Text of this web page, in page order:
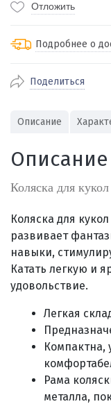
Отложить
Подробнее о
По Екатеринбургу
По близлежащим
Отправляем во все
доставка, Почта
Через СБП
городов)
Оплата по
Поделиться
Описание
Коляска для
Коляска для
развивает
навыки,
Катать легкую и
удовольствие.
Легкая
Компактна,
Рама
металла,